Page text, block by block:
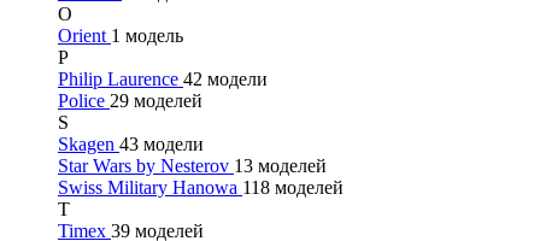
O
Orient 1 модель
P
Philip Laurence 42 модели
Police 29 моделей
S
Skagen 43 модели
Star Wars by Nesterov 13 моделей
Swiss Military Hanowa 118 моделей
T
Timex 39 моделей